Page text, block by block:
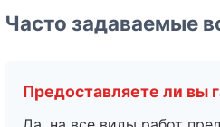
Часто задаваемые
Предоставляете ли вы